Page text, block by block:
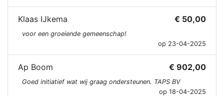
Klaas IJkema € 50,00
voor een groeiende gemeenschap!
op 23-04-2025
Ap Boom € 902,00
Goed initiatief wat wij graag ondersteunen. TAPS BV
op 18-04-2025